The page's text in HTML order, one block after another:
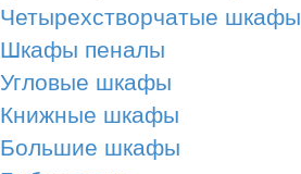
Четырехстворчатые шкафы
Шкафы пеналы
Угловые шкафы
Книжные шкафы
Большие шкафы